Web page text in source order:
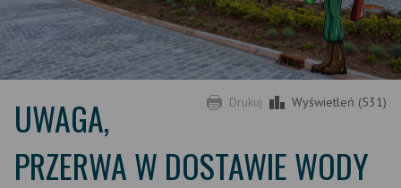
Drukuj Wyświetleń (531)
UWAGA,
PRZERWA W DOSTAWIE WODY